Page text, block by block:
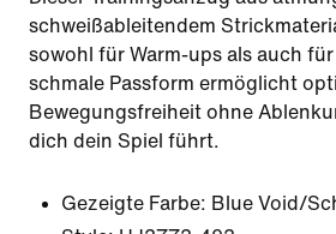
schweißableitendem
sowohl für Warm-ups als auch
schmale Passform ermöglicht
Bewegungsfreiheit ohne
dich dein Spiel führt.
Gezeigte Farbe: Blue Void/